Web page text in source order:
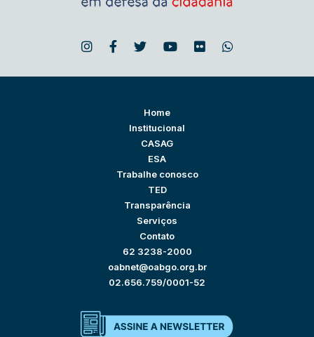
Home
Institucional
CASAG
ESA
Trabalhe conosco
TED
Transparência
Serviços
Contato
62 3238-2000
oabnet@oabgo.org.br
02.656.759/0001-52